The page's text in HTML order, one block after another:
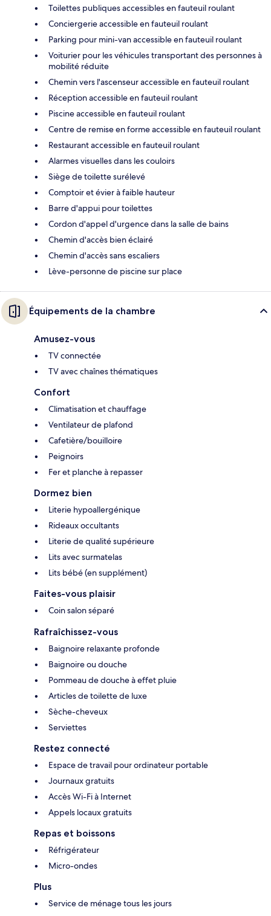
Toilettes publiques accessibles en fauteuil roulant
Conciergerie accessible en fauteuil roulant
Parking pour mini-van accessible en fauteuil roulant
Voiturier pour les véhicules transportant des personnes à
mobilité réduite
Chemin vers l'ascenseur accessible en fauteuil roulant
Réception accessible en fauteuil roulant
Piscine accessible en fauteuil roulant
Centre de remise en forme accessible en fauteuil roulant
Restaurant accessible en fauteuil roulant
Alarmes visuelles dans les couloirs
Siège de toilette surélevé
Comptoir et évier à faible hauteur
Barre d'appui pour toilettes
Cordon d'appel d'urgence dans la salle de bains
Chemin d'accès bien éclairé
Chemin d'accès sans escaliers
Lève-personne de piscine sur place
Équipements de la chambre
Amusez-vous
TV connectée
TV avec chaînes thématiques
Confort
Climatisation et chauffage
Ventilateur de plafond
Cafetière/bouilloire
Peignoirs
Fer et planche à repasser
Dormez bien
Literie hypoallergénique
Rideaux occultants
Literie de qualité supérieure
Lits avec surmatelas
Lits bébé (en supplément)
Faites-vous plaisir
Coin salon séparé
Rafraîchissez-vous
Baignoire relaxante profonde
Baignoire ou douche
Pommeau de douche à effet pluie
Articles de toilette de luxe
Sèche-cheveux
Serviettes
Restez connecté
Espace de travail pour ordinateur portable
Journaux gratuits
Accès Wi-Fi à Internet
Appels locaux gratuits
Repas et boissons
Réfrigérateur
Micro-ondes
Plus
Service de ménage tous les jours